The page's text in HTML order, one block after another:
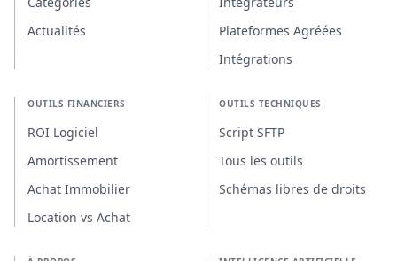
Actualités
Plateformes Agréées
Intégrations
OUTILS FINANCIERS
ROI Logiciel
Amortissement
Achat Immobilier
Location vs Achat
OUTILS TECHNIQUES
Script SFTP
Tous les outils
Schémas libres de droits